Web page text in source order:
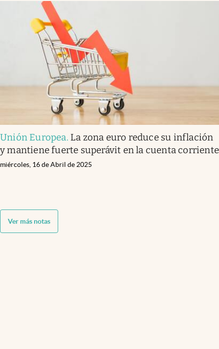
Unión Europea. La zona euro reduce su inflación
y mantiene fuerte superávit en la cuenta corriente
miércoles, 16 de Abril de 2025
Ver más notas